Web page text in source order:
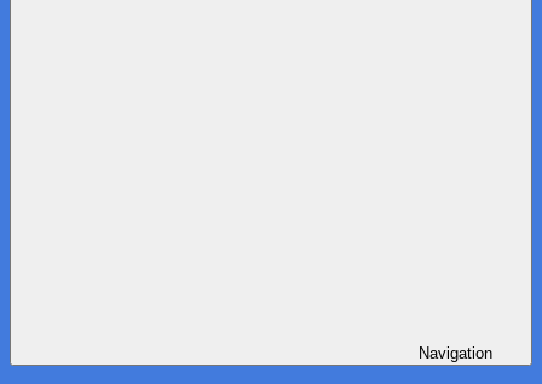
Navigation